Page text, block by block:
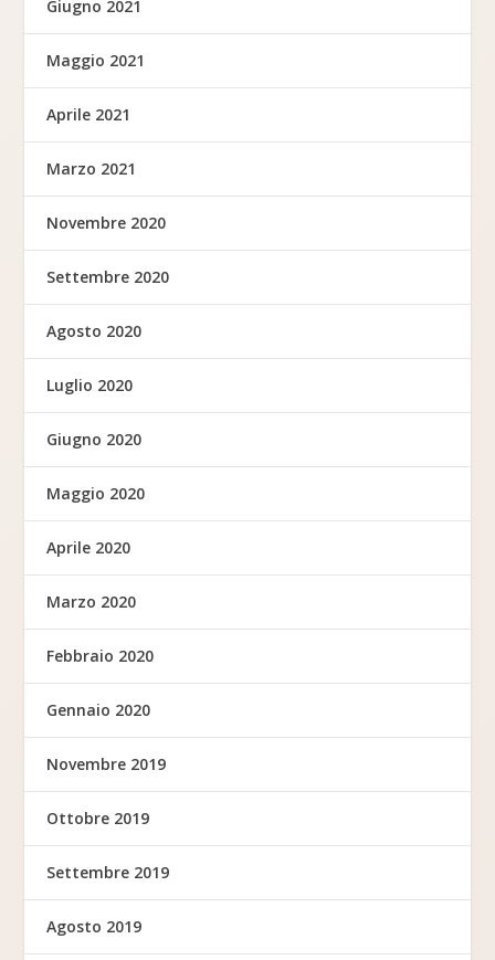
Giugno 2021
Maggio 2021
Aprile 2021
Marzo 2021
Novembre 2020
Settembre 2020
Agosto 2020
Luglio 2020
Giugno 2020
Maggio 2020
Aprile 2020
Marzo 2020
Febbraio 2020
Gennaio 2020
Novembre 2019
Ottobre 2019
Settembre 2019
Agosto 2019